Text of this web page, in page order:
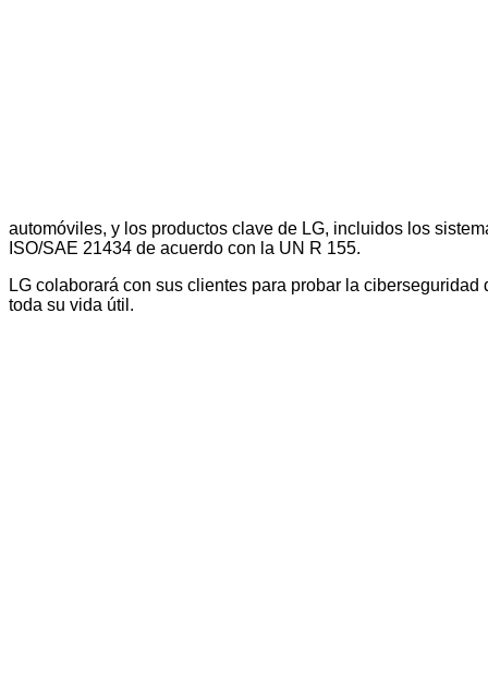
automóviles, y los productos clave de LG, incluidos los
ISO/SAE 21434 de acuerdo con la UN R 155.
LG colaborará con sus clientes para probar la
toda su vida útil.